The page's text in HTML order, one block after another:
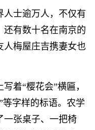
人士逾万人，不仅有
还有数十名在南京的
人梅屋庄吉携妻女也
着“樱花会”横匾，
字样的标语。农学
一张桌子、一把椅